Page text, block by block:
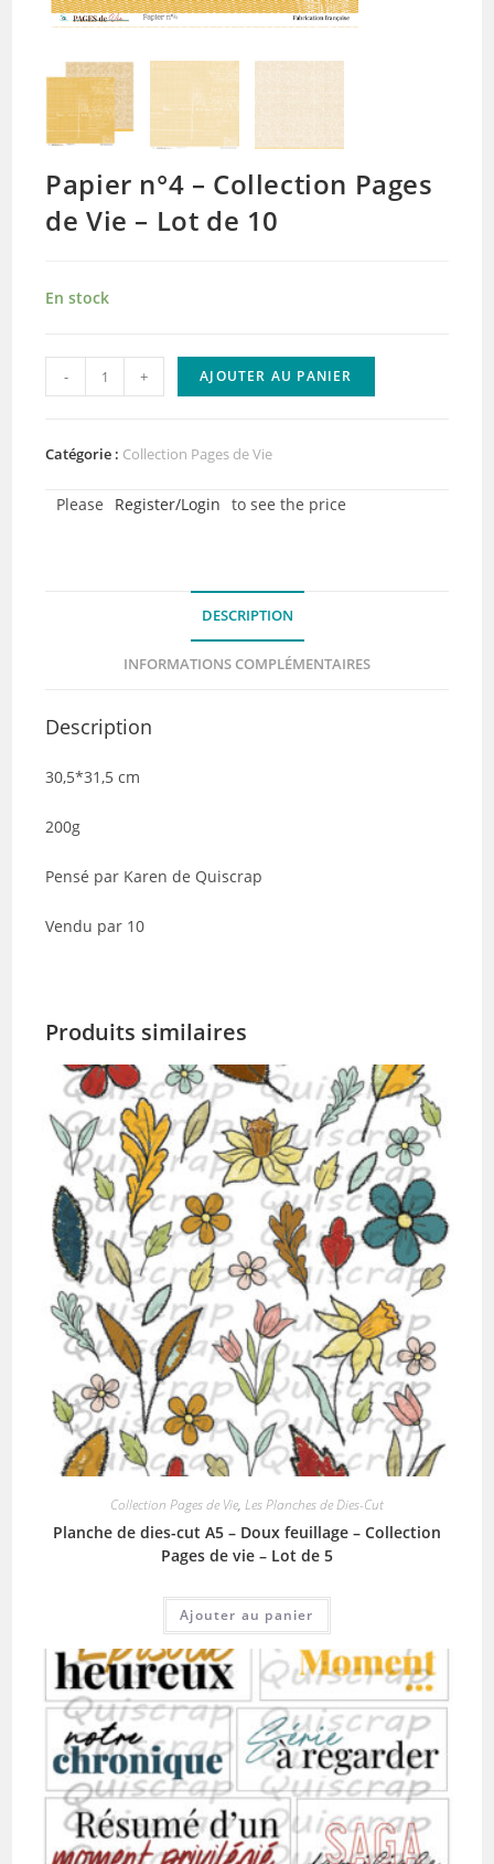
Papier n°4 – Collection Pages
de Vie – Lot de 10
En stock
quantité
de
n°4
Collection
- + AJOUTER AU PANIER
Catégorie : Collection Pages de Vie
Please Register/Login to see the price
DESCRIPTION
INFORMATIONS COMPLÉMENTAIRES
Description
30,5*31,5 cm
200g
Pensé par Karen de Quiscrap
Vendu par 10
Produits similaires
Collection Pages de Vie, Les Planches de Dies-Cut
Planche de dies-cut A5 – Doux feuillage – Collection
Pages de vie – Lot de 5
Ajouter au panier